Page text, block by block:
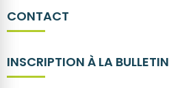
CONTACT
INSCRIPTION À LA BULLETIN